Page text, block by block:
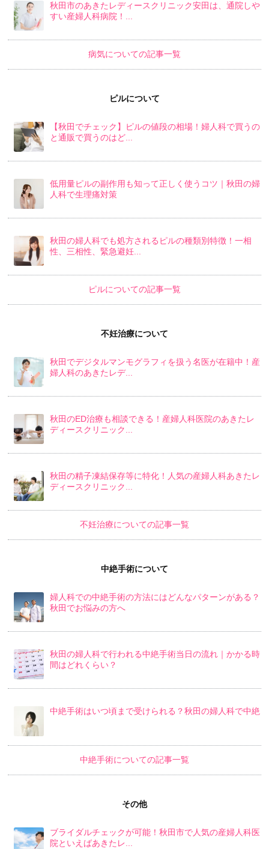
秋田市のあきたレディースクリニック安田は、通院しや
すい産婦人科病院！...
病気についての記事一覧
ピルについて
【秋田でチェック】ピルの値段の相場！婦人科で買うの
と通販で買うのはど...
低用量ピルの副作用も知って正しく使うコツ｜秋田の婦
人科で生理痛対策
秋田の婦人科でも処方されるピルの種類別特徴！一相
性、三相性、緊急避妊...
ピルについての記事一覧
不妊治療について
秋田でデジタルマンモグラフィを扱う名医が在籍中！産
婦人科のあきたレデ...
秋田のED治療も相談できる！産婦人科医院のあきたレ
ディースクリニック...
秋田の精子凍結保存等に特化！人気の産婦人科あきたレ
ディースクリニック...
不妊治療についての記事一覧
中絶手術について
婦人科での中絶手術の方法にはどんなパターンがある？
秋田でお悩みの方へ
秋田の婦人科で行われる中絶手術当日の流れ｜かかる時
間はどれくらい？
中絶手術はいつ頃まで受けられる？秋田の婦人科で中絶
中絶手術についての記事一覧
その他
ブライダルチェックが可能！秋田市で人気の産婦人科医
院といえばあきたレ...